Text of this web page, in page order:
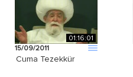
01:16:01
15/09/2011
Cuma Tezekkür